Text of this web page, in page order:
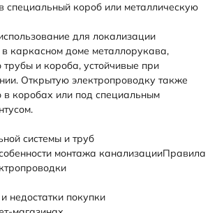
специальный короб или металлическую
для локализации
каркасном доме металлорукава,
трубы и короба, устойчивые при
Открытую электропроводку также
в коробах или под специальным
системы и труб
монтажа канализацииПравила